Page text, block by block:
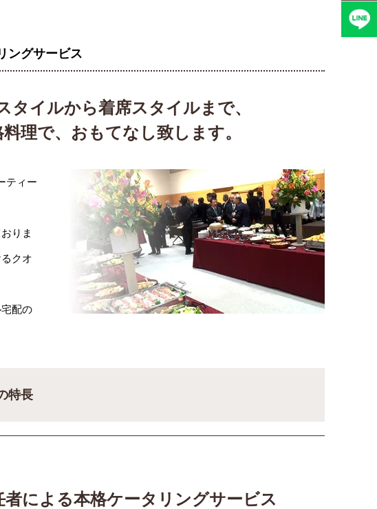
ングサービス
イルから着席スタイルまで、
理で、おもてなし致します。
ティー
りま
クオ
配の
特長
による本格ケータリングサービス